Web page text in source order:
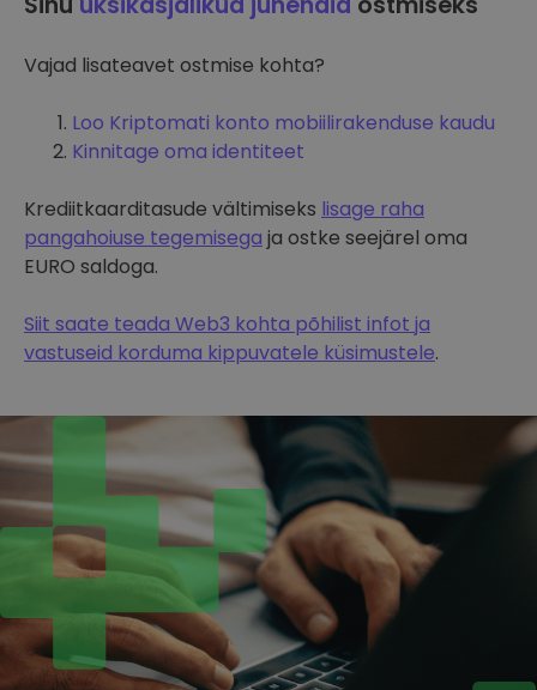
Vajad lisateavet ostmise kohta?
Loo Kriptomati konto mobiilirakenduse kaudu
Kinnitage oma identiteet
Krediitkaarditasude vältimiseks lisage raha
pangahoiuse tegemisega ja ostke seejärel oma
EURO saldoga.
Siit saate teada Web3 kohta põhilist infot ja
vastuseid korduma kippuvatele küsimustele.